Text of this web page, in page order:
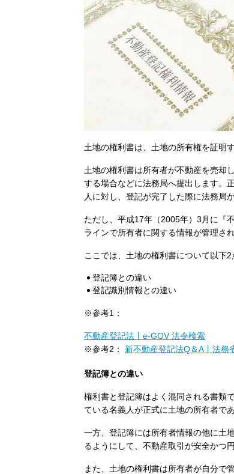
土地の権利書は、土地の所有権を証明
土地の権利書は所有者が不動産を売却
する場合などに法務局へ提出します。
人に対し、登記が完了した際に法務局
ただし、平成17年（2005年）3月に『
ラインで所有者に関する情報が管理され
ここでは、土地の権利書について以下2
登記簿との違い
登記識別情報との違い
※参考1：
不動産登記法丨e-GOV 法令検索
※参考2：
新不動産登記法Q＆A丨法務
登記簿との違い
権利書と登記簿はよく混同される書類
ている名義人が正式に土地の所有者で
一方、登記簿には所有者情報の他に土
るようにして、不動産取引が安全かつ
また、土地の権利書は所有者が自分で